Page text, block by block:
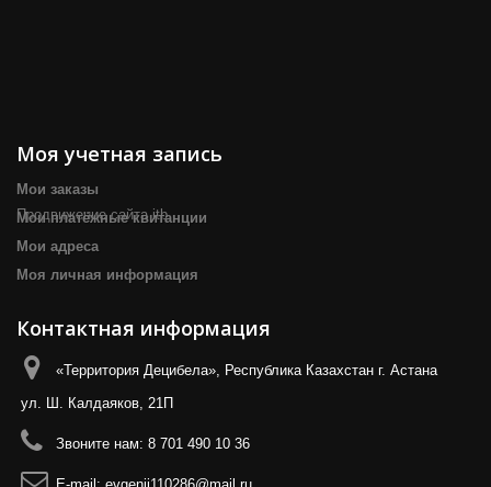
Продвижение сайта itb
Моя учетная запись
Мои заказы
Мои платёжные квитанции
Мои адреса
Моя личная информация
Контактная информация
«Территория Децибела», Республика Казахстан г. Астана
ул. Ш. Калдаяков, 21П
Звоните нам: 8 701 490 10 36
E-mail: evgenii110286@mail.ru